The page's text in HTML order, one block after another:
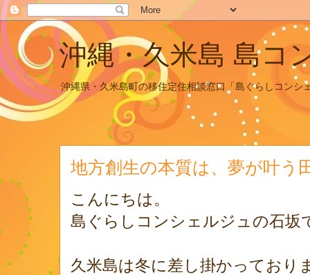
沖縄・久米島 島コ
沖縄県・久米島町の移住定住相談窓口「島ぐらしコン
地方創生の本質は、夢が叶う
こんにちは。
島ぐらしコンシェルジュの石坂
久米島は冬に差し掛かっており